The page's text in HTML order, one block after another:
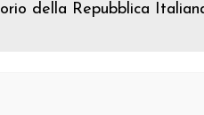
della Repubblica